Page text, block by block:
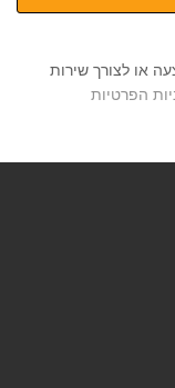
או לצורך שירות
הפרטיות